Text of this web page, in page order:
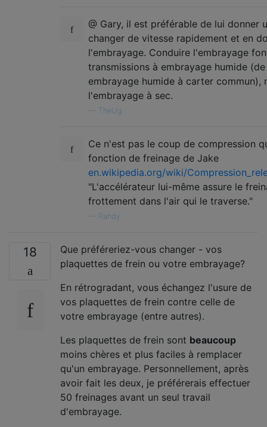
@ Gary, il est préférable de lui donner
changer de vitesse rapidement et en
l'embrayage. Conduire l'embrayage
transmissions à embrayage humide
embrayage humide à carter
l'embrayage à sec.
TheUg
Ce n'est pas le coup de compression
fonction de freinage de Jake
en.wikipedia.org/wiki/
"L'accélérateur lui-même assure le
frottement dans l'air qui le traverse."
Randy
18
Que préféreriez-vous changer - vos
plaquettes de frein ou votre embrayage?
En rétrogradant, vous échangez l'usure de
vos plaquettes de frein contre celle de
votre embrayage (entre autres).
Les plaquettes de frein sont beaucoup
moins chères et plus faciles à remplacer
qu'un embrayage. Personnellement, après
avoir fait les deux, je préférerais effectuer
50 freinages avant un seul travail
d'embrayage.